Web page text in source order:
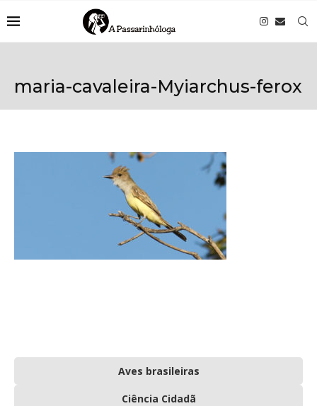
maria-cavaleira-Myiarchus-ferox
Aves brasileiras
Ciência Cidadã